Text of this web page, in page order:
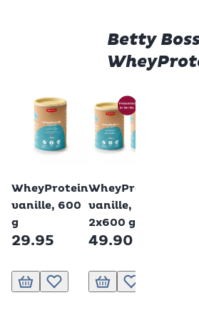
Betty
WheyProtein
vanille, 600
g
29.95
In den Warenkorb
Zur Wunschliste hinzufügen
WheyProtein
vanille,
2x600 g
49.90
In den Warenkorb
Zur Wunschliste